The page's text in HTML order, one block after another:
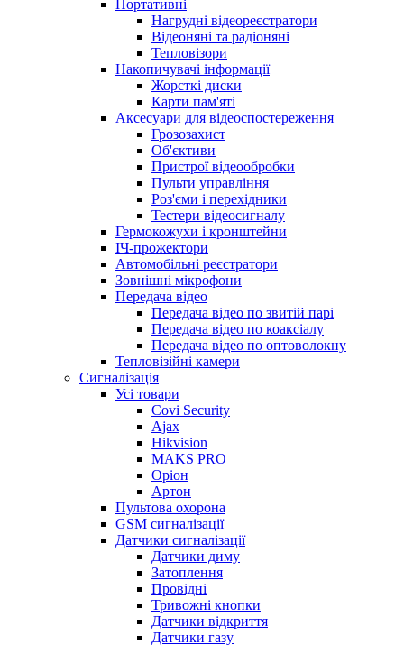
Портативні
Нагрудні відеореєстратори
Відеоняні та радіоняні
Тепловізори
Накопичувачі інформації
Жорсткі диски
Карти пам'яті
Аксесуари для відеоспостереження
Грозозахист
Об'єктиви
Пристрої відеообробки
Пульти управління
Роз'єми і перехідники
Тестери відеосигналу
Гермокожухи і кронштейни
ІЧ-прожектори
Автомобільні реєстратори
Зовнішні мікрофони
Передача відео
Передача відео по звитій парі
Передача відео по коаксіалу
Передача відео по оптоволокну
Тепловізійні камери
Cигналізація
Усі товари
Covi Security
Ajax
Hikvision
MAKS PRO
Оріон
Артон
Пультова охорона
GSM сигналізації
Датчики сигналізації
Датчики диму
Затоплення
Провідні
Тривожні кнопки
Датчики відкриття
Датчики газу